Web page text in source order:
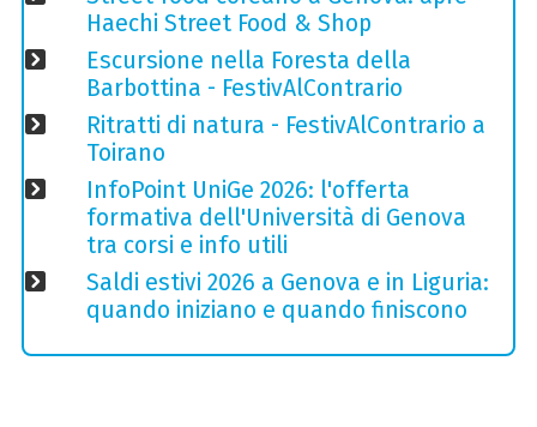
Haechi Street Food & Shop
Escursione nella Foresta della
Barbottina - FestivAlContrario
Ritratti di natura - FestivAlContrario a
Toirano
InfoPoint UniGe 2026: l'offerta
formativa dell'Università di Genova
tra corsi e info utili
Saldi estivi 2026 a Genova e in Liguria:
quando iniziano e quando finiscono